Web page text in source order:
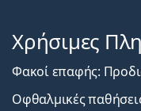
Χρήσιμες
Φακοί επαφής:
Οφθαλμικές